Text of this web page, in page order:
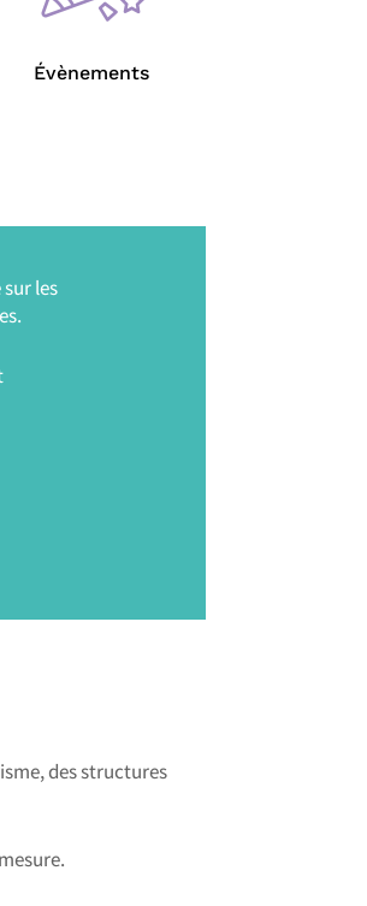
Évènements
les
des structures